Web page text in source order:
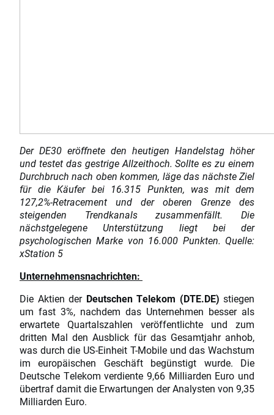
Der DE30 eröffnete den heutigen Handelstag höher
und testet das gestrige Allzeithoch. Sollte es zu einem
Durchbruch nach oben kommen, läge das nächste Ziel
für die Käufer bei 16.315 Punkten, was mit dem
127,2%-Retracement und der oberen Grenze des
steigenden Trendkanals zusammenfällt. Die
nächstgelegene Unterstützung liegt bei der
psychologischen Marke von 16.000 Punkten. Quelle:
xStation 5
Unternehmensnachrichten:
Die Aktien der Deutschen Telekom (DTE.DE) stiegen
um fast 3%, nachdem das Unternehmen besser als
erwartete Quartalszahlen veröffentlichte und zum
dritten Mal den Ausblick für das Gesamtjahr anhob,
was durch die US-Einheit T-Mobile und das Wachstum
im europäischen Geschäft begünstigt wurde. Die
Deutsche Telekom verdiente 9,66 Milliarden Euro und
übertraf damit die Erwartungen der Analysten von 9,35
Milliarden Euro.